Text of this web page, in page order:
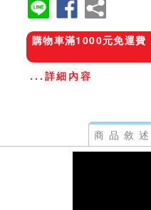
購物車滿1000元免運費
...詳細內容
商品敘述